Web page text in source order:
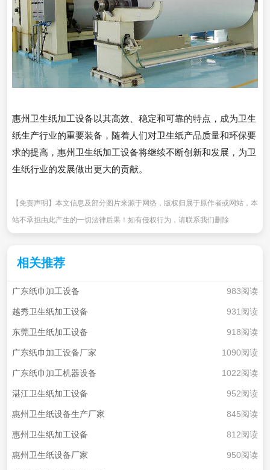
惠州卫生纸加工设备以其高效、稳定和可靠的特点，成为卫生
纸生产行业的重要装备，随着人们对卫生纸产品质量和环保要
求的提高，惠州卫生纸加工设备将继续不断创新和发展，为卫
生纸行业的发展做出更大的贡献。
【免责声明】本文信息及部分图片来源于网络，版权归属于原作者或网站，本
站不承担由此产生的一切法律后果！如有侵权行为，请联系我们删除
相关推荐
广东纸巾加工设备 983阅读
越秀卫生纸加工设备 931阅读
东莞卫生纸加工设备 918阅读
广东纸巾加工设备厂家 1090阅读
广东纸巾加工机器设备 1022阅读
湛江卫生纸加工设备 952阅读
惠州卫生纸设备生产厂家 845阅读
惠州卫生纸加工设备 812阅读
惠州卫生纸设备厂家 950阅读